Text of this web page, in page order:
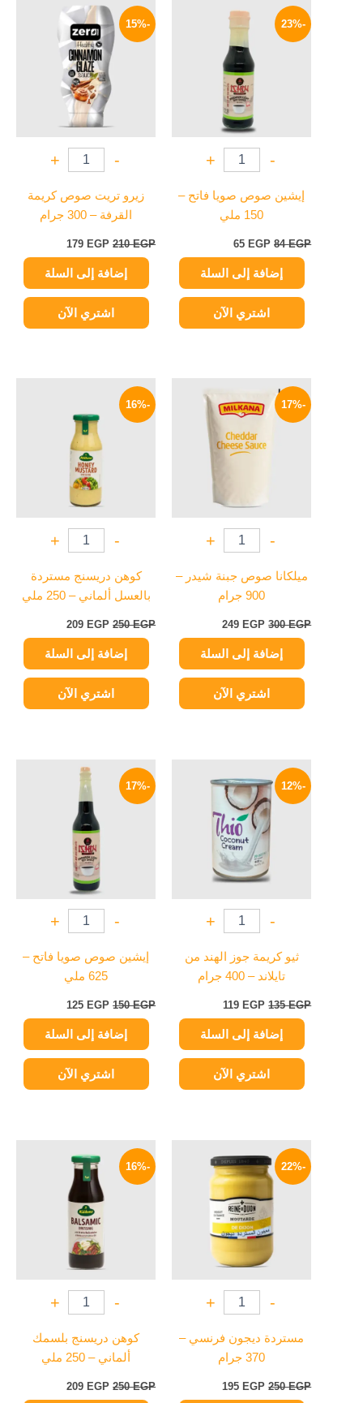
-23%
-
+
إيشين صوص صويا فاتح –
150 ملي
84EGP
الأصلي
65 EGP
الحالي
هو:
65 EGP.
إضافة إلى السلة
اشتري الآن
-15%
-
+
زيرو تريت صوص كريمة
القرفة – 300 جرام
210EGP
السعر
الأصلي
هو:
210 EGP.
179 EGP
الحالي
179 EGP.
إضافة إلى السلة
اشتري الآن
-17%
-
+
ميلكانا صوص جبنة شيدر –
900 جرام
300EGP
هو:
249 EGP
الحالي
هو:
249 EGP.
إضافة إلى السلة
اشتري الآن
-16%
-
+
كوهن دريسنج مستردة
بالعسل ألماني – 250 ملي
250EGP
هو:
250 EGP.
209 EGP
إضافة إلى السلة
اشتري الآن
-12%
-
+
ثيو كريمة جوز الهند من
تايلاند – 400 جرام
135EGP
الأصلي
هو:
135 EGP.
119 EGP
الحالي
إضافة إلى السلة
اشتري الآن
-17%
-
+
إيشين صوص صويا فاتح –
625 ملي
150EGP
السعر
الأصلي
150 EGP.
125 EGP
إضافة إلى السلة
اشتري الآن
-22%
-
+
مستردة ديجون فرنسي –
370 جرام
250EGP
الأصلي
هو:
195 EGP
الحالي
هو:
195 EGP.
-16%
-
+
كوهن دريسنج بلسمك
ألماني – 250 ملي
250EGP
الأصلي
هو:
250 EGP.
209 EGP